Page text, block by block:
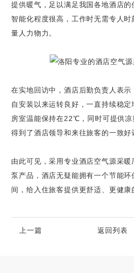
提供暖气，足以满足我国各地酒店
智能化程度很高，工作时无需专人
量人力物力。
在实地回访中，酒店后勤负责人表示
自安装以来运转良好，一直持续稳
房室温能保持在22℃，同时可提供凉
得到了酒店领导和来往旅客的一致好
由此可见，采用专业酒店空气源采
泵产品，酒店无疑能拥有一个节能
间，给入住旅客提供更舒适、更健康
上一篇 返回列表